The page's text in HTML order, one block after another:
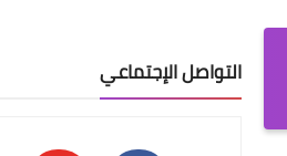
التواصل الإجتماعي